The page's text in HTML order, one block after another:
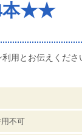
4本★★
用とお伝えくだ
不可